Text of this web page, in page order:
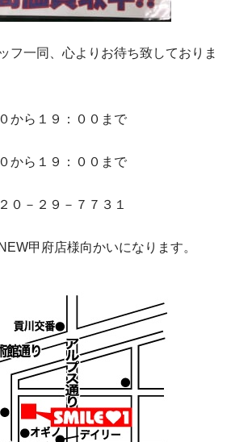
フ一同、心よりお待ち致しておりま
から１９：００まで
から１９：００まで
－２９－７７３１
甲府店様向かいになります。